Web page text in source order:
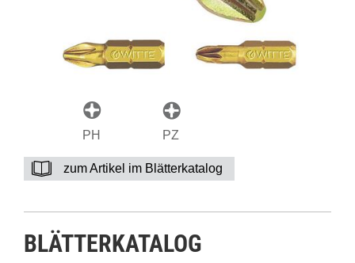
PH PZ
zum Artikel im Blätterkatalog
BLÄTTERKATALOG